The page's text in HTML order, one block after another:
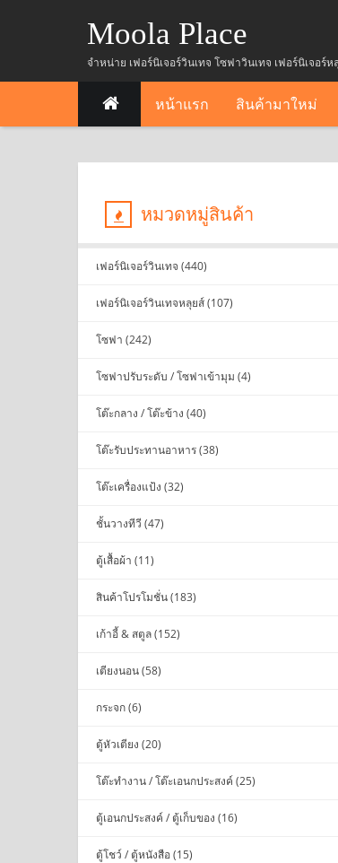
Moola Place
จำหน่าย เฟอร์นิเจอร์วินเทจ โซฟาวินเทจ เฟอร์นิเจอร์
หน้าแรก สินค้ามาใหม่
หมวดหมู่สินค้า
เฟอร์นิเจอร์วินเทจ (440)
เฟอร์นิเจอร์วินเทจหลุยส์ (107)
โซฟา (242)
โซฟาปรับระดับ / โซฟาเข้ามุม (4)
โต๊ะกลาง / โต๊ะข้าง (40)
โต๊ะรับประทานอาหาร (38)
โต๊ะเครื่องแป้ง (32)
ชั้นวางทีวี (47)
ตู้เสื้อผ้า (11)
สินค้าโปรโมชั่น (183)
เก้าอี้ & สตูล (152)
เตียงนอน (58)
กระจก (6)
ตู้หัวเตียง (20)
โต๊ะทำงาน / โต๊ะเอนกประสงค์ (25)
ตู้เอนกประสงค์ / ตู้เก็บของ (16)
ตู้โชว์ / ตู้หนังสือ (15)